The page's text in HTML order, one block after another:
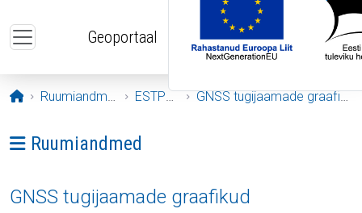
Geoportaal
Avaleht
Ruumiandmed ESTPOS GNSS tugijaamade graafikud
Ava menüü: Ruumiandmed
Ruumiandmed
GNSS tugijaamade graafikud